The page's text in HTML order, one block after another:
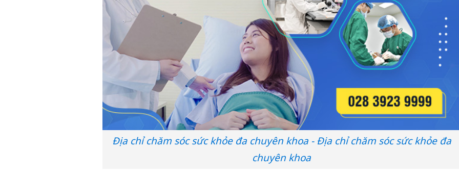
Địa chỉ chăm sóc sức khỏe đa chuyên khoa - Địa chỉ chăm sóc sức khỏe đa
chuyên khoa
bảo vệ
kinh
Công
tìm bị
Thanh
hại
Moyuum